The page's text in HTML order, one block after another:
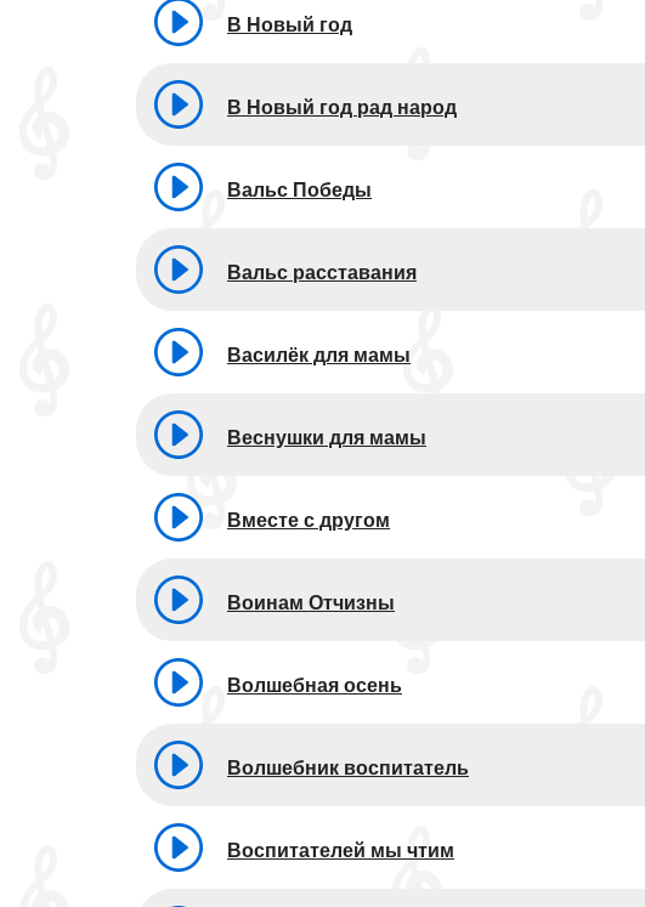
В Новый год
В Новый год рад народ
Вальс Победы
Вальс расставания
Василёк для мамы
Веснушки для мамы
Вместе с другом
Воинам Отчизны
Волшебная осень
Волшебник воспитатель
Воспитателей мы чтим